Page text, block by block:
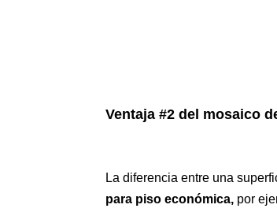
Ventaja #2 del mosaico
La diferencia entre una
para piso económica, por